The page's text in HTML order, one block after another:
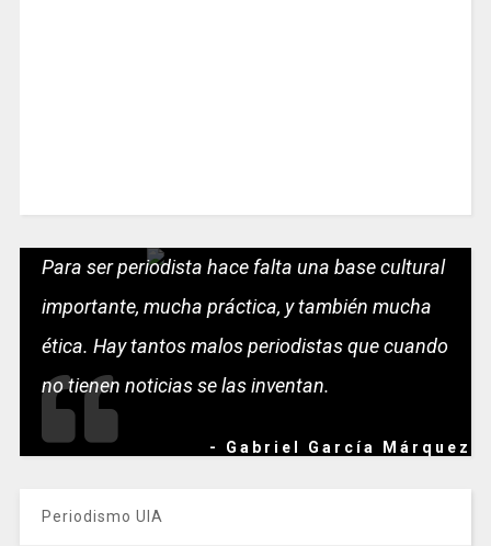
Para ser periodista hace falta una base cultural
importante, mucha práctica, y también mucha
ética. Hay tantos malos periodistas que cuando
no tienen noticias se las inventan.
- Gabriel García Márquez
Periodismo UIA